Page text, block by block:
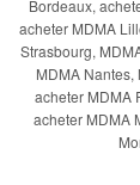
Bordeaux,
acheter MDMA
Strasbourg,
MDMA
acheter MDMA
acheter MDMA